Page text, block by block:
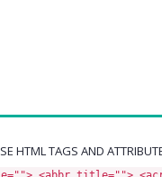
HTML TAGS AND